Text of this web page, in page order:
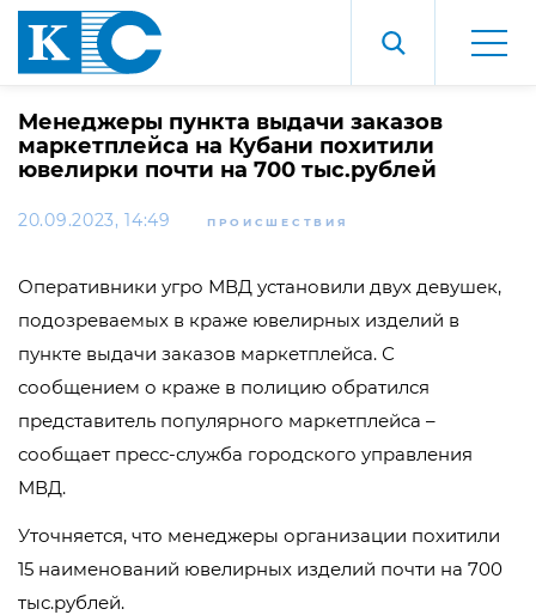
Менеджеры пункта выдачи заказов
маркетплейса на Кубани похитили
ювелирки почти на 700 тыс.рублей
20.09.2023, 14:49 ПРОИСШЕСТВИЯ
Оперативники угро МВД установили двух девушек,
подозреваемых в краже ювелирных изделий в
пункте выдачи заказов маркетплейса. С
сообщением о краже в полицию обратился
представитель популярного маркетплейса –
сообщает пресс-служба городского управления
МВД.
Уточняется, что менеджеры организации похитили
15 наименований ювелирных изделий почти на 700
тыс.рублей.